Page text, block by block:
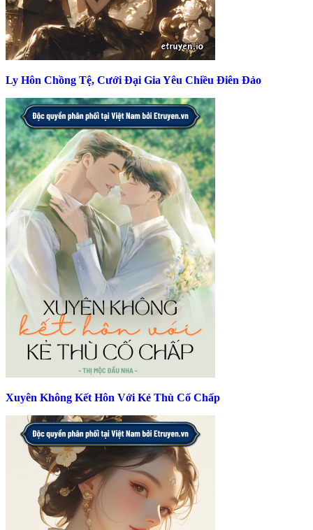
Ly Hôn Chồng Tệ, Cưới Đại Gia Yêu Chiều Điên Đảo
Xuyên Không Kết Hôn Với Kẻ Thù Cố Chấp